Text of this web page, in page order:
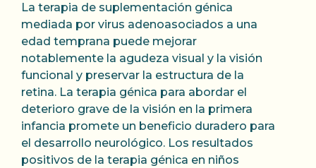
La terapia de suplementación génica
mediada por virus adenoasociados a una
edad temprana puede mejorar
notablemente la agudeza visual y la visión
funcional y preservar la estructura de la
retina. La terapia génica para abordar el
deterioro grave de la visión en la primera
infancia promete un beneficio duradero para
el desarrollo neurológico. Los resultados
positivos de la terapia génica en niños